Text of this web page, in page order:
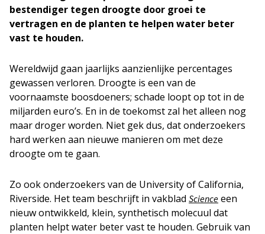
bestendiger tegen droogte door groei te
vertragen en de planten te helpen water beter
vast te houden.
Wereldwijd gaan jaarlijks aanzienlijke percentages
gewassen verloren. Droogte is een van de
voornaamste boosdoeners; schade loopt op tot in de
miljarden euro’s. En in de toekomst zal het alleen nog
maar droger worden. Niet gek dus, dat onderzoekers
hard werken aan nieuwe manieren om met deze
droogte om te gaan.
Zo ook onderzoekers van de University of California,
Riverside. Het team beschrijft in vakblad Science een
nieuw ontwikkeld, klein, synthetisch molecuul dat
planten helpt water beter vast te houden. Gebruik van